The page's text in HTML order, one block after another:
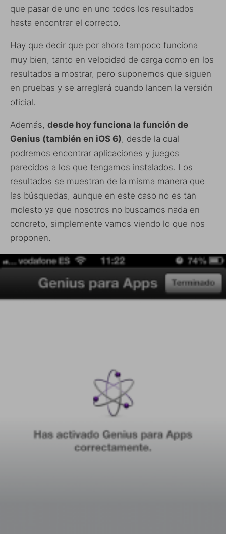
que pasar de uno en uno todos los resultados
hasta encontrar el correcto.
Hay que decir que por ahora tampoco funciona
muy bien, tanto en velocidad de carga como en los
resultados a mostrar, pero suponemos que siguen
en pruebas y se arreglará cuando lancen la versión
oficial.
Además, desde hoy funciona la función de
Genius (también en iOS 6), desde la cual
podremos encontrar aplicaciones y juegos
parecidos a los que tengamos instalados. Los
resultados se muestran de la misma manera que
las búsquedas, aunque en este caso no es tan
molesto ya que nosotros no buscamos nada en
concreto, simplemente vamos viendo lo que nos
proponen.